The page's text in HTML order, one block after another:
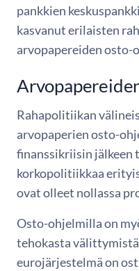
pankkien
kasvanut erilaisten
arvopapereiden osto-
Rahapolitiikan
arvopaperien osto-
finanssikriisin jälkeen
korkopolitiikkaa
ovat olleet nollassa
Osto-ohjelmilla on
tehokasta
eurojärjestelmä on